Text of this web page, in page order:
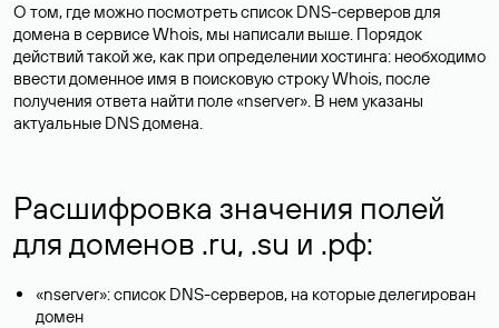
О том, где можно посмотреть список DNS-серверов для
домена в сервисе Whois, мы написали выше. Порядок
действий такой же, как при определении хостинга: необходимо
ввести доменное имя в поисковую строку Whois, после
получения ответа найти поле «nserver». В нем указаны
актуальные DNS домена.
Расшифровка значения полей
для доменов .ru, .su и .рф:
«nserver»: список DNS-серверов, на которые делегирован
домен